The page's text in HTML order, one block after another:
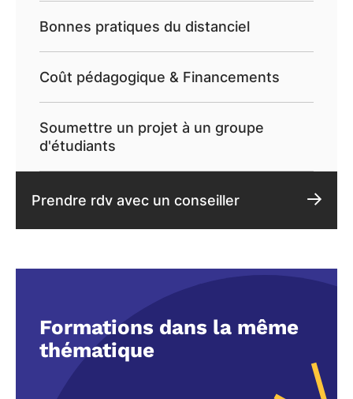
Bonnes pratiques du distanciel
Coût pédagogique & Financements
Soumettre un projet à un groupe
d'étudiants
Prendre rdv avec un conseiller
Formations dans la même
thématique